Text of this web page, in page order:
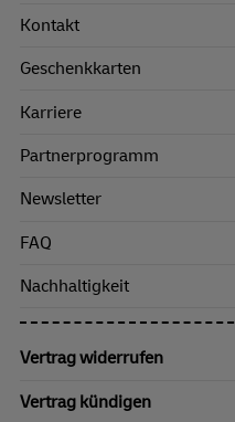
Kontakt
Geschenkkarten
Karriere
Partnerprogramm
Newsletter
FAQ
Nachhaltigkeit
Vertrag widerrufen
Vertrag kündigen